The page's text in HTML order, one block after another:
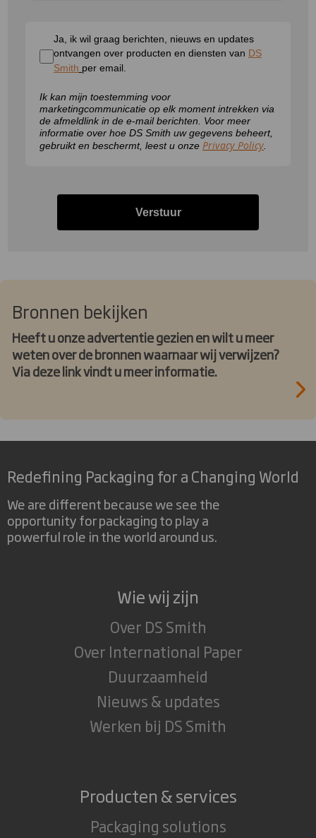
Ja, ik wil graag berichten, nieuws en updates
ontvangen over producten en diensten van DS
Smith per email.
Ik kan mijn toestemming voor
marketingcommunicatie op elk moment intrekken via
de afmeldlink in de e-mail berichten. Voor meer
informatie over hoe DS Smith uw gegevens beheert,
gebruikt en beschermt, leest u onze Privacy Policy
Verstuur
Bronnen bekijken
Heeft u onze advertentie gezien en wilt u meer
weten over de bronnen waarnaar wij verwijzen?
Via deze link vindt u meer informatie.
Redefining Packaging for a Changing World
We are different because we see the
opportunity for packaging to play a
powerful role in the world around us.
Wie wij zijn
Over DS Smith
Over International Paper
Duurzaamheid
Nieuws & updates
Werken bij DS Smith
Producten & services
Packaging solutions